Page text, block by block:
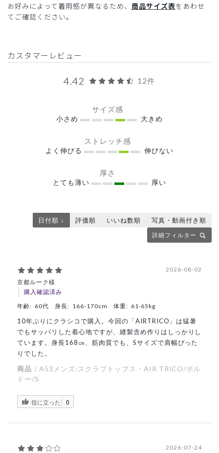
お好みによって着用感が異なるため、 商品サイズ表をあわせ
てご確認ください。
カスタマーレビュー
4.42 12件
サイズ感
小さめ 大きめ
ストレッチ感
よく伸びる 伸びない
厚さ
とても薄い 厚い
詳細フィルター
日付順 ↓ 評価順 いいね数順 写真・動画付き順
京都ルーク様
購入確認済み
2026-08-02
年齢: 60代 身長: 166-170cm 体重: 61-65kg
10年ぶりにクラシコで購入。今回の「AIRTRICO」は猛暑
でもサッパリした着心地ですが、縫製含め作りはしっかりし
ています。身長168㎝、筋肉質でも、Sサイズで肩幅ぴった
りでした。
商品： A53メンズ:スクラブトップス・AIR TRICO/ボル
ドー/S
役に立った 0
2026-07-24